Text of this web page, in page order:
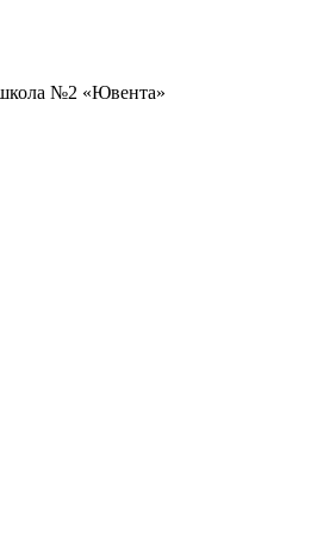
№2 «Ювента»